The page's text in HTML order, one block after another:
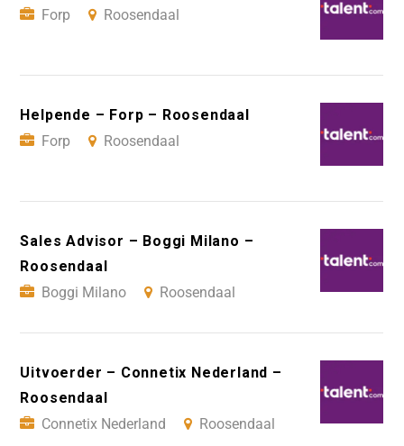
Forp
Roosendaal
Helpende – Forp – Roosendaal
Forp
Roosendaal
Sales Advisor – Boggi Milano –
Roosendaal
Boggi Milano
Roosendaal
Uitvoerder – Connetix Nederland –
Roosendaal
Connetix Nederland
Roosendaal